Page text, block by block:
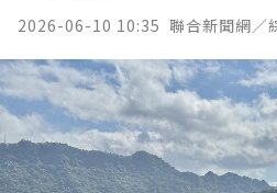
2026-06-10 10:35 聯合新聞網／